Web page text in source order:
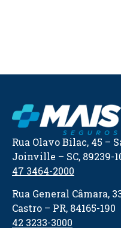
Rua Olavo Bilac, 45 –
Joinville – SC, 89239-
47 3464-2000
Rua General Câmara,
Castro – PR, 84165-190
42 3233-3000